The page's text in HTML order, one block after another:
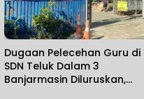
Dugaan Pelecehan Guru di
SDN Teluk Dalam 3
Banjarmasin Diluruskan,